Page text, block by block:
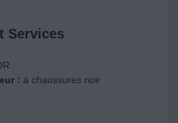
Services
: à chaussures noir